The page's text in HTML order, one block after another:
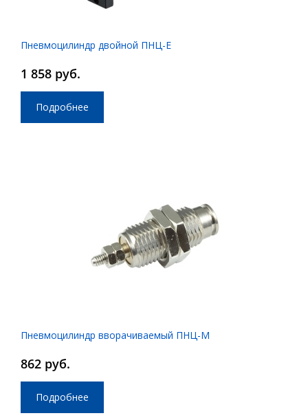
Пневмоцилиндр двойной ПНЦ-Е
1 858 руб.
Подробнее
Пневмоцилиндр вворачиваемый ПНЦ-М
862 руб.
Подробнее